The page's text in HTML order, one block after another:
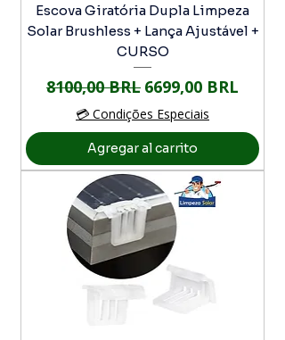
Escova Giratória Dupla Limpeza
Solar Brushless + Lança Ajustável +
CURSO
Precio
8100,00 BRL Precio de oferta
6699,00 BRL
💳 Condições Especiais
Agregar al carrito